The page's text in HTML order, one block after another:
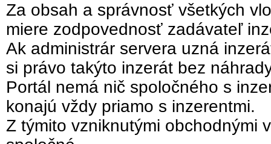
Za obsah a správnosť všetkých
miere zodpovednosť zadávateľ
Ak administrár servera uzná
si právo takýto inzerát bez
Portál nemá nič spoločného s
konajú vždy priamo s inzerentmi.
Z týmito vzniknutými obchodnými